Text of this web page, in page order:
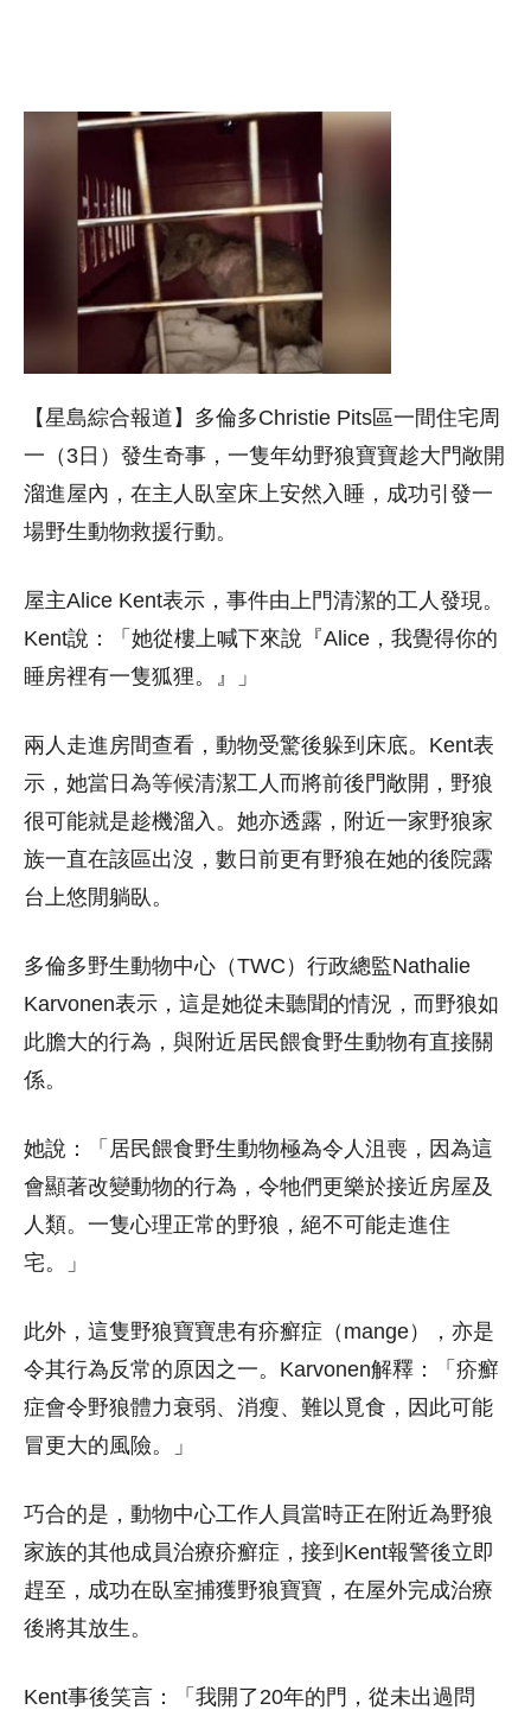
【星島綜合報道】多倫多Christie Pits區一間住宅周
一（3日）發生奇事，一隻年幼野狼寶寶趁大門敞開
溜進屋內，在主人臥室床上安然入睡，成功引發一
場野生動物救援行動。
屋主Alice Kent表示，事件由上門清潔的工人發現。
Kent說：「她從樓上喊下來說『Alice，我覺得你的
睡房裡有一隻狐狸。』」
兩人走進房間查看，動物受驚後躲到床底。Kent表
示，她當日為等候清潔工人而將前後門敞開，野狼
很可能就是趁機溜入。她亦透露，附近一家野狼家
族一直在該區出沒，數日前更有野狼在她的後院露
台上悠閒躺臥。
多倫多野生動物中心（TWC）行政總監Nathalie
Karvonen表示，這是她從未聽聞的情況，而野狼如
此膽大的行為，與附近居民餵食野生動物有直接關
係。
她說：「居民餵食野生動物極為令人沮喪，因為這
會顯著改變動物的行為，令牠們更樂於接近房屋及
人類。一隻心理正常的野狼，絕不可能走進住
宅。」
此外，這隻野狼寶寶患有疥癬症（mange），亦是
令其行為反常的原因之一。Karvonen解釋：「疥癬
症會令野狼體力衰弱、消瘦、難以覓食，因此可能
冒更大的風險。」
巧合的是，動物中心工作人員當時正在附近為野狼
家族的其他成員治療疥癬症，接到Kent報警後立即
趕至，成功在臥室捕獲野狼寶寶，在屋外完成治療
後將其放生。
Kent事後笑言：「我開了20年的門，從未出過問